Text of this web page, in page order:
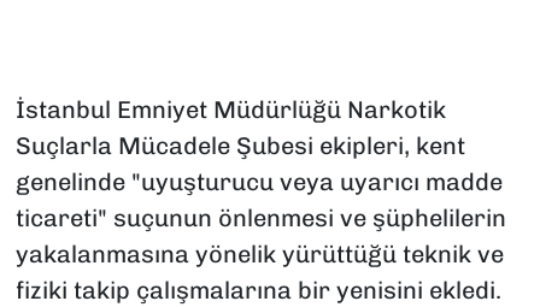
İstanbul Emniyet Müdürlüğü Narkotik
Suçlarla Mücadele Şubesi ekipleri, kent
genelinde "uyuşturucu veya uyarıcı madde
ticareti" suçunun önlenmesi ve şüphelilerin
yakalanmasına yönelik yürüttüğü teknik ve
fiziki takip çalışmalarına bir yenisini ekledi.